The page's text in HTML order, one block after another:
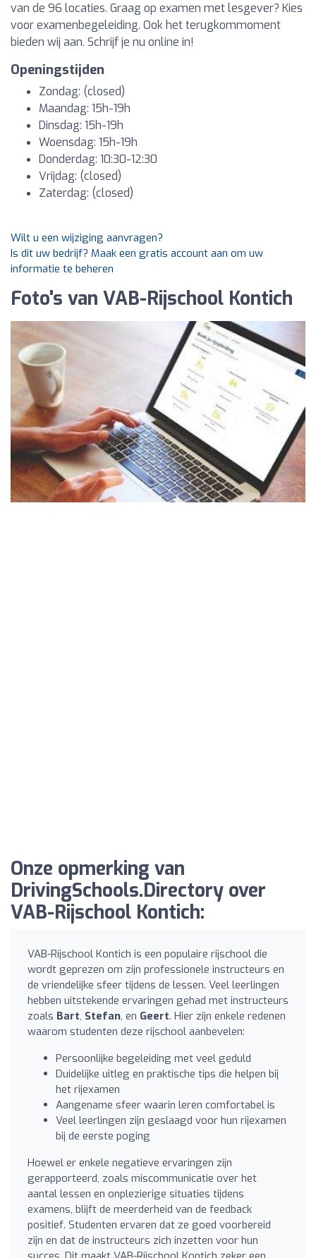
van de 96 locaties. Graag op examen met lesgever? Kies
voor examenbegeleiding. Ook het terugkommoment
bieden wij aan. Schrijf je nu online in!
Openingstijden
Zondag: (closed)
Maandag: 15h-19h
Dinsdag: 15h-19h
Woensdag: 15h-19h
Donderdag: 10:30-12:30
Vrijdag: (closed)
Zaterdag: (closed)
Wilt u een wijziging aanvragen?
Is dit uw bedrijf? Maak een gratis account aan om uw
informatie te beheren
Foto's van VAB-Rijschool Kontich
Onze opmerking van
DrivingSchools.Directory over
VAB-Rijschool Kontich:
VAB-Rijschool Kontich is een populaire rijschool die
wordt geprezen om zijn professionele instructeurs en
de vriendelijke sfeer tijdens de lessen. Veel leerlingen
hebben uitstekende ervaringen gehad met instructeurs
zoals Bart, Stefan, en Geert. Hier zijn enkele redenen
waarom studenten deze rijschool aanbevelen:
Persoonlijke begeleiding met veel geduld
Duidelijke uitleg en praktische tips die helpen bij
het rijexamen
Aangename sfeer waarin leren comfortabel is
Veel leerlingen zijn geslaagd voor hun rijexamen
bij de eerste poging
Hoewel er enkele negatieve ervaringen zijn
gerapporteerd, zoals miscommunicatie over het
aantal lessen en onplezierige situaties tijdens
examens, blijft de meerderheid van de feedback
positief. Studenten ervaren dat ze goed voorbereid
zijn en dat de instructeurs zich inzetten voor hun